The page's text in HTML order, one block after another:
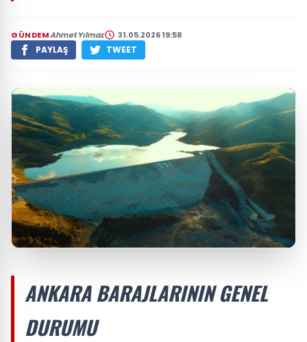
GÜNDEMAhmet Yılmaz 31.05.2026 19:58
PAYLAŞ TWEET
ANKARA BARAJLARININ GENEL
DURUMU